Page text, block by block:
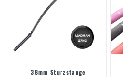
38mm Sturzstange